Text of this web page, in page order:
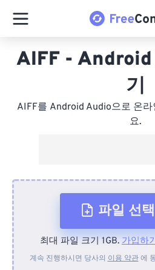
AIFF -
기
AIFF를 Android Audio으로 온
요.
파일 선택
장치에서
최대 파일 크기 1GB. 가입하
계속 진행하시면 당사의 이용 약관에